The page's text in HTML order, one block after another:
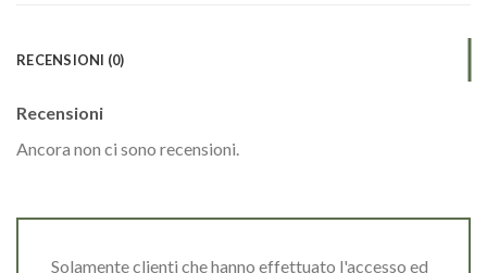
RECENSIONI (0)
Recensioni
Ancora non ci sono recensioni.
Solamente clienti che hanno effettuato l'accesso ed